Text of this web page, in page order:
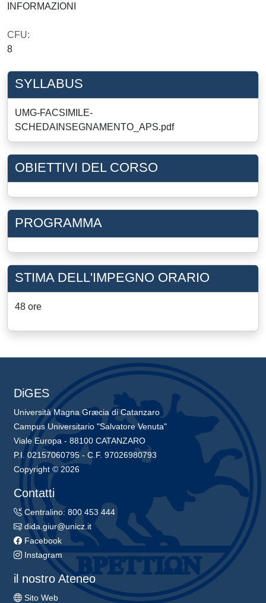
INFORMAZIONI
CFU:
8
SYLLABUS
UMG-FACSIMILE-
SCHEDAINSEGNAMENTO_APS.pdf
OBIETTIVI DEL CORSO
PROGRAMMA
STIMA DELL'IMPEGNO ORARIO
48 ore
DiGES
Università Magna Græcia di Catanzaro
Campus Universitario "Salvatore Venuta"
Viale Europa - 88100 CATANZARO
P.I. 02157060795 - C.F. 97026980793
Copyright © 2026
Contatti
Centralino: 800 453 444
dida.giur@unicz.it
Facebook
Instagram
il nostro Ateneo
Sito Web